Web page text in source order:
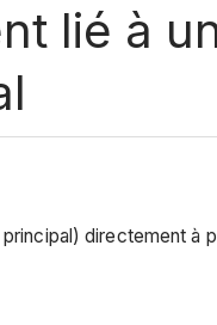
lié à
directement à